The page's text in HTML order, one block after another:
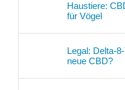
Haustiere:
für Vögel
Legal: Delta-
neue CBD?